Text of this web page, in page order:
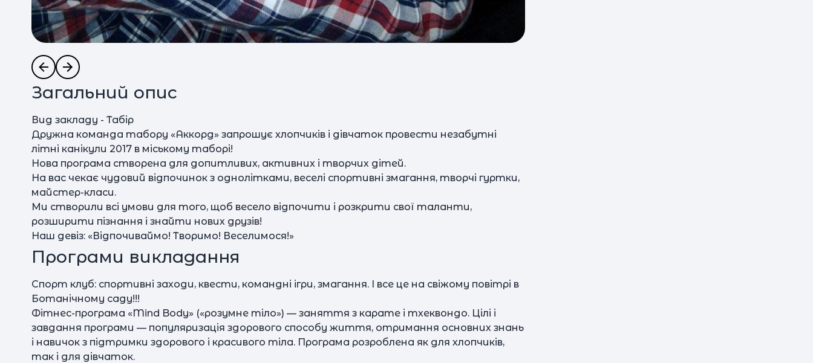
Загальний опис
Вид закладу - Табір
Дружна команда табору «Аккорд» запрошує хлопчиків і дівчаток провести незабутні
літні канікули 2017 в міському таборі!
Нова програма створена для допитливих, активних і творчих дітей.
На вас чекає чудовий відпочинок з однолітками, веселі спортивні змагання, творчі гуртки,
майстер-класи.
Ми створили всі умови для того, щоб весело відпочити і розкрити свої таланти,
розширити пізнання і знайти нових друзів!
Наш девіз: «Відпочиваймо! Творимо! Веселимося!»
Програми викладання
Спорт клуб: спортивні заходи, квести, командні ігри, змагання. І все це на свіжому повітрі в
Ботанічному саду!!!
Фітнес-програма «Mind Body» («розумне тіло») — заняття з карате і тхеквондо. Цілі і
завдання програми — популяризація здорового способу життя, отримання основних знань
і навичок з підтримки здорового і красивого тіла. Програма розроблена як для хлопчиків,
так і для дівчаток.